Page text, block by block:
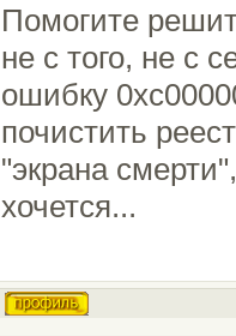
Помогите
не с того, не с
ошибку
почистить
"экрана
хочется...